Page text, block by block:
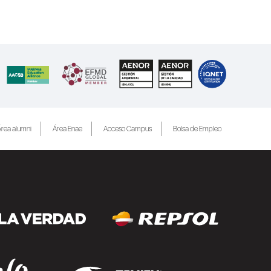
alumni Área Enae Acceso Campus Bolsa de Empleo